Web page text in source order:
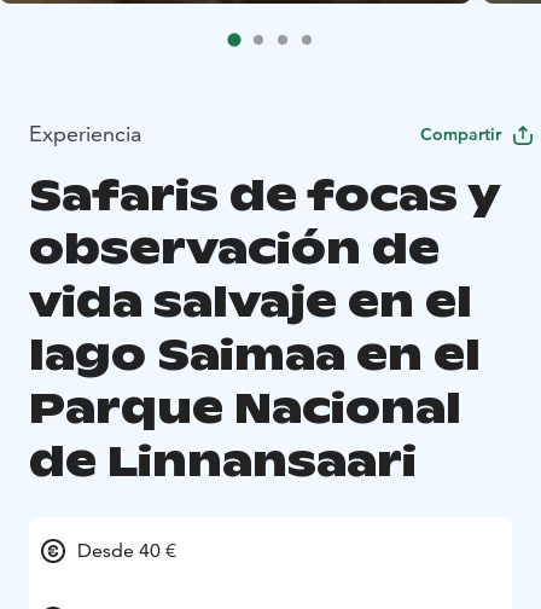
Experiencia Compartir
Safaris de focas y
observación de
vida salvaje en el
lago Saimaa en el
Parque Nacional
de Linnansaari
Desde 40 €